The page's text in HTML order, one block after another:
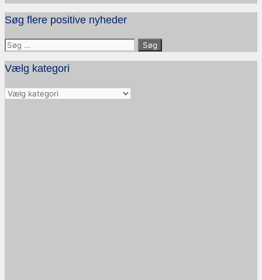
Søg flere positive nyheder
Søg
efter:
Vælg kategori
Vælg